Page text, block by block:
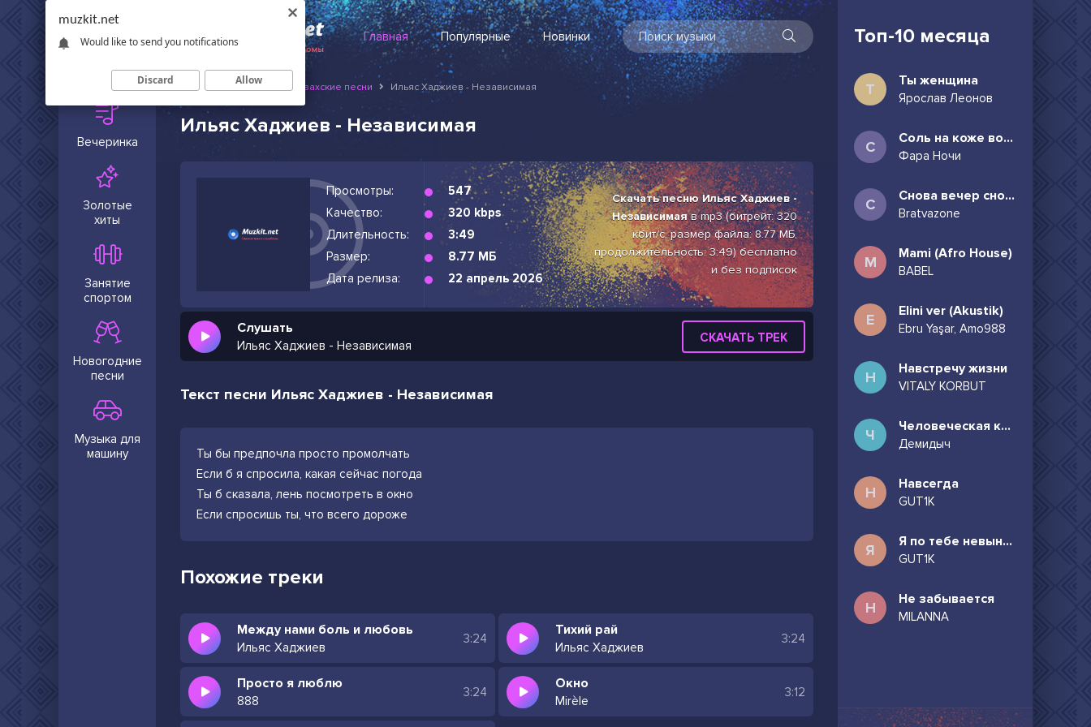
Главная Популярные
Новинки
Вечеринка
Золотые
хиты
Занятие
спортом
Новогодние
песни
Музыка для
машину
Muzkit.net Русские и казахские песни Ильяс Хаджиев - Независимая
Ильяс Хаджиев - Независимая
Просмотры:
547
Качество:
320 kbps
Длительность:
3:49
Размер:
8.77 МБ
Дата релиза:
22 апрель 2026
Скачать песню Ильяс Хаджиев -
Независимаяв mp3 (битрейт: 320
кбит/с, размер файла: 8.77 МБ,
продолжительность: 3:49) бесплатно
и без подписок
Слушать
Ильяс Хаджиев - Независимая
СКАЧАТЬ ТРЕК
Текст песни Ильяс Хаджиев - Независимая
Ты бы предпочла просто промолчать
Если б я спросила, какая сейчас погода
Ты б сказала, лень посмотреть в окно
Если спросишь ты, что всего дороже
Похожие треки
Между нами боль и любовь
Ильяс Хаджиев
3:24
Тихий рай
Ильяс Хаджиев
3:24
Просто я люблю
888
3:24
Окно
Mirèle
3:12
Топ-10 месяца
Т Ты женщина
Ярослав Леонов
С Соль на коже волосы в пучок
Фара Ночи
С Снова вечер снова дождь может всё таки придёшь
Bratvazone
M Mami (Afro House)
BABEL
E Elini ver (Akustik)
Ebru Yaşar, Amo988
Н Навстречу жизни
VITALY KORBUT
Ч Человеческая комедия
Демидыч
Н Навсегда
GUT1K
Я Я по тебе невыносимо скучаю
GUT1K
Н Не забывается
MILANNA
muzkit.net
Would like to send you notifications
Discard Allow